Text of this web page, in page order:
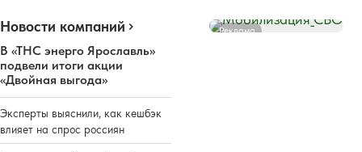
Новости компаний
В «ТНС энерго Ярославль»
подвели итоги акции
«Двойная выгода»
Эксперты выяснили, как кешбэк
влияет на спрос россиян
Реклама